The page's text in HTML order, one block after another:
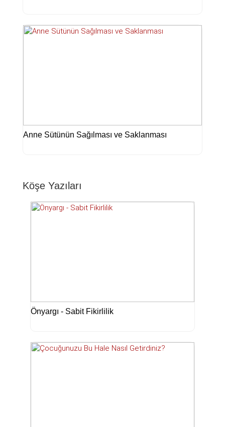
Anne Sütünün Sağılması ve Saklanması
Köşe Yazıları
Önyargı - Sabit Fikirlilik